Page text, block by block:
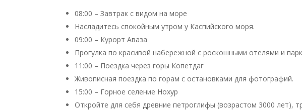
08:00 – Завтрак с видом на море
Насладитесь спокойным утром у Каспийского моря.
09:00 – Курорт Аваза
Прогулка по красивой набережной с роскошными отелями и
11:00 – Поездка через горы Копетдаг
Живописная поездка по горам с остановками для фотографий.
15:00 – Горное селение Нохур
Откройте для себя древние петроглифы (возрастом 3000 лет),